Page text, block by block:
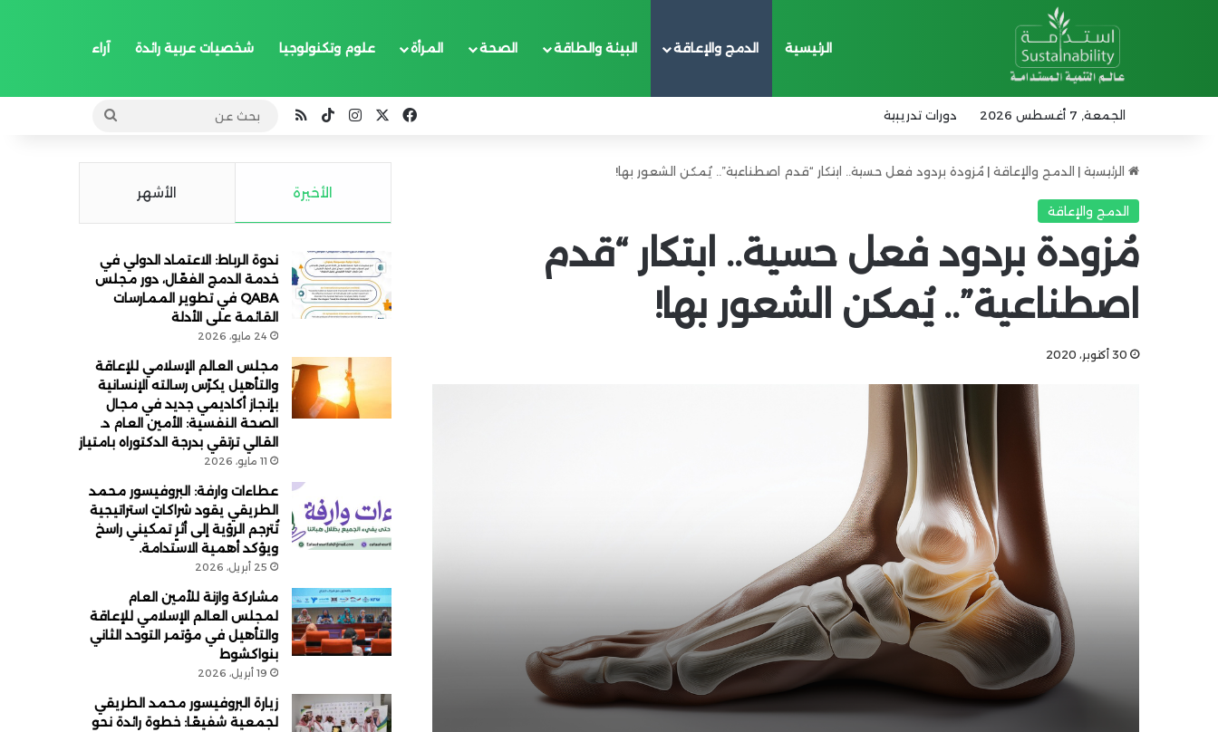
الرئيسية الدمج والإعاقة البيئة والطاقة الصحة المرأة علوم وتكنولوجيا شخصيات عربية رائدة آراء
الجمعة, 7 أغسطس 2026 دورات تدريبية فيسبوكانستقرام
‫TikTokملخص الموقع RSS
بحث
الرئيسية | الدمج والإعاقة | مُزودة بردود فعل حسية.. ابتكار “قدم اصطناعية”.. يُمكن الشعور بها!
الدمج والإعاقة
مُزودة بردود فعل حسية.. ابتكار “قدم
اصطناعية”.. يُمكن الشعور بها!
30 أكتوبر، 2020
الأخيرة الأشهر
ندوة الرباط: الاعتماد الدولي في
خدمة الدمج الفعّال، دور مجلس
QABA في تطوير الممارسات
القائمة على الأدلة
24 مايو، 2026
مجلس العالم الإسلامي للإعاقة
والتأهيل يكرّس رسالته الإنسانية
بإنجاز أكاديمي جديد في مجال
الصحة النفسية: الأمين العام د.
القالي ترتقي بدرجة الدكتوراه بامتياز
11 مايو، 2026
عطاءات وارفة: البروفيسور محمد
الطريقي يقود شراكاتٍ استراتيجية
تُترجم الرؤية إلى أثرٍ تمكيني راسخ
ويؤكد أهمية الاستدامة.
25 أبريل، 2026
مشاركة وازنة للأمين العام
لمجلس العالم الإسلامي للإعاقة
والتأهيل في مؤتمر التوحد الثاني
بنواكشوط
19 أبريل، 2026
زيارة البروفيسور محمد الطريقي
لجمعية شفيعًا: خطوة رائدة نحو